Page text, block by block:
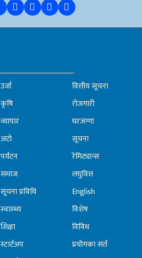
उर्जा
कृषि
व्यापार
अटो
पर्यटन
समाज
सूचना प्रविधि
स्वास्थ्य
शिक्षा
स्टार्टअप
वित्तीय सूचना
रोजगारी
घरजग्गा
सूचना
रेमिट्यान्स
लघुवित्त
English
विशेष
विविध
प्रयोगका सर्त